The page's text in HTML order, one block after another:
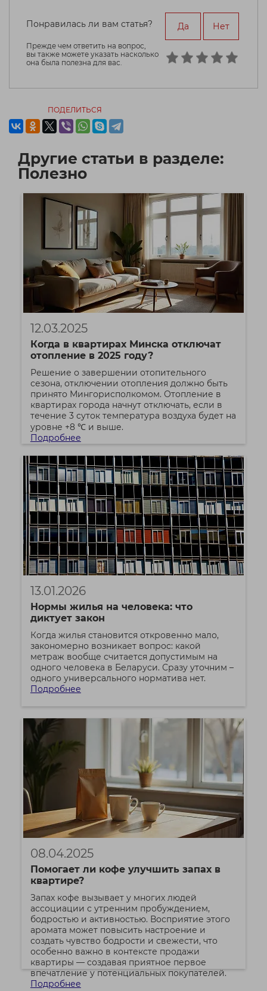
Понравилась ли вам статья?
Прежде чем ответить на вопрос,
вы также можете указать насколько
она была полезна для вас.
Да Нет
ПОДЕЛИТЬСЯ
Другие статьи в разделе:
Полезно
12.03.2025
Когда в квартирах Минска отключат
отопление в 2025 году?
Решение о завершении отопительного
сезона, отключении отопления должно быть
принято Мингорисполкомом. Отопление в
квартирах города начнут отключать, если в
течение 3 суток температура воздуха будет на
уровне +8 ℃ и выше.
Подробнее
13.01.2026
Нормы жилья на человека: что
диктует закон
Когда жилья становится откровенно мало,
закономерно возникает вопрос: какой
метраж вообще считается допустимым на
одного человека в Беларуси. Сразу уточним –
одного универсального норматива нет.
Подробнее
08.04.2025
Помогает ли кофе улучшить запах в
квартире?
Запах кофе вызывает у многих людей
ассоциации с утренним пробуждением,
бодростью и активностью. Восприятие этого
аромата может повысить настроение и
создать чувство бодрости и свежести, что
особенно важно в контексте продажи
квартиры — создавая приятное первое
впечатление у потенциальных покупателей.
Подробнее